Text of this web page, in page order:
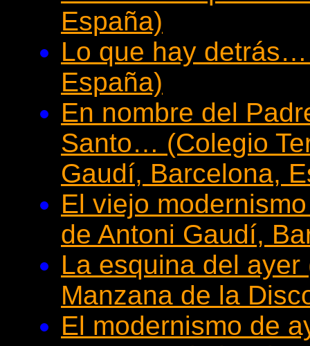
España)
Lo que hay
España)
En nombre del
Santo… (Colegio
Gaudí, Barcelona,
El viejo
de Antoni Gaudí,
La esquina del
Manzana de la
El modernismo de